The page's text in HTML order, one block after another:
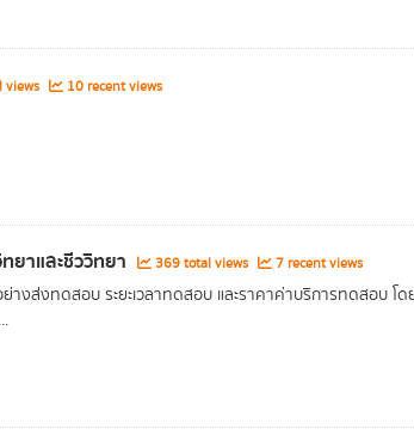
10 recent views
าและชีววิทยา 369 total views 7 recent views
งส่งทดสอบ ระยะเวลาทดสอบ และราคาค่าบริการทดสอบ โ